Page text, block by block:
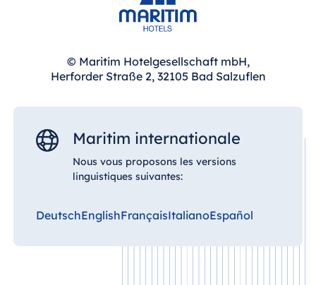
© Maritim Hotelgesellschaft mbH,
Herforder Straße 2, 32105 Bad Salzuflen
Maritim internationale
Nous vous proposons les versions
linguistiques suivantes:
DeutschEnglishFrançaisItalianoEspañol